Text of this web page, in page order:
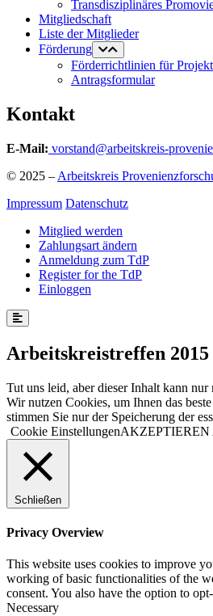
Transdisziplinäres
Mitgliedschaft
Liste der Mitglieder
Förderung
Förderrichtlinien für
Antragsformular
Kontakt
E-Mail: vorstand@arbeitskreis-
© 2025 – Arbeitskreis
Impressum Datenschutz
Mitglied werden
Zahlungsart ändern
Anmeldung zum TdP
Register for the TdP
Einloggen
Arbeitskreistreffen
Tut uns leid, aber dieser Inhalt kann
Wir nutzen Cookies, um Ihnen das
stimmen Sie nur der Speicherung der
Cookie EinstellungenAKZEPTIEREN
Schließen
Privacy Overview
This website uses cookies to improve
working of basic functionalities of the
consent. You also have the option to
Necessary